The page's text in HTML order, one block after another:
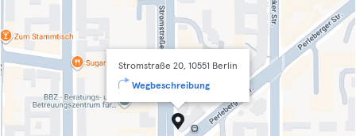
Stromstraße 20, 10551 Berlin
Wegbeschreibung